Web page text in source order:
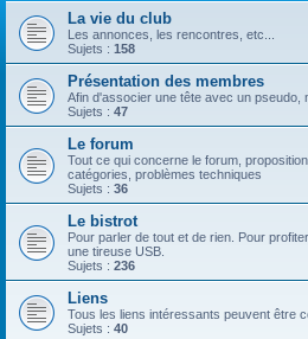
La vie du club
Les annonces, les rencontres, etc...
Sujets : 158
Présentation des membres
Afin d'associer une tête avec un pseudo,
Sujets : 47
Le forum
Tout ce qui concerne le forum,
catégories, problèmes techniques
Sujets : 36
Le bistrot
Pour parler de tout et de rien. Pour
une tireuse USB.
Sujets : 236
Liens
Tous les liens intéressants peuvent être
Sujets : 40